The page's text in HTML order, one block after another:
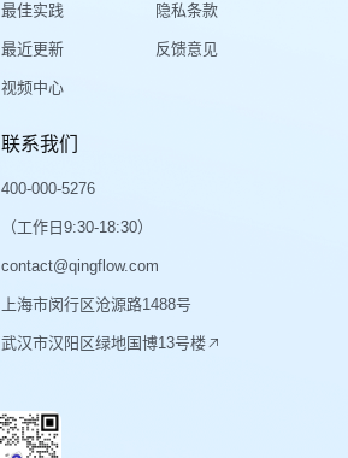
最佳实践
最近更新
视频中心
隐私条款
反馈意见
联系我们
400-000-5276
（工作日9:30-18:30）
contact@qingflow.com
上海市闵行区沧源路1488号
武汉市汉阳区绿地国博13号楼